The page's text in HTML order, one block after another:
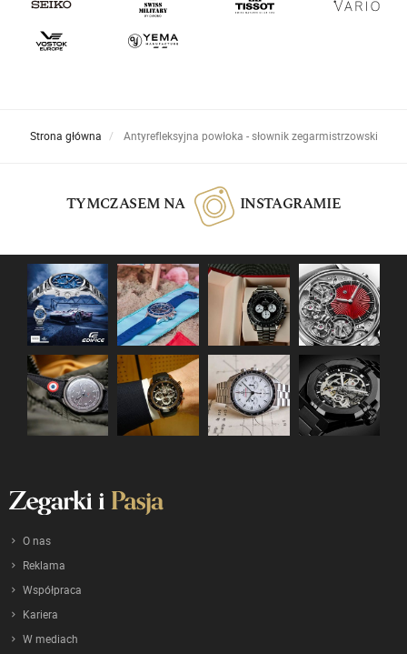
Strona główna Antyrefleksyjna powłoka - słownik zegarmistrzowski
TYMCZASEM NA INSTAGRAMIE
O nas
Reklama
Współpraca
Kariera
W mediach